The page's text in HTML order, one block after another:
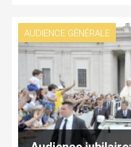
AUDIENCE GÉNÉRALE